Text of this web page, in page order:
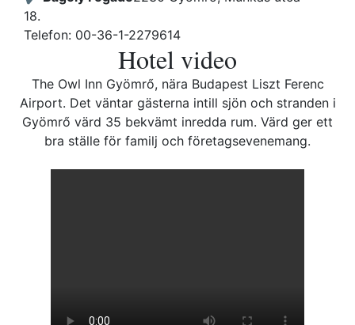
18.
Telefon: 00-36-1-2279614
Hotel video
The Owl Inn Gyömrő, nära Budapest Liszt Ferenc
Airport. Det väntar gästerna intill sjön och stranden i
Gyömrő värd 35 bekvämt inredda rum. Värd ger ett
bra ställe för familj och företagsevenemang.